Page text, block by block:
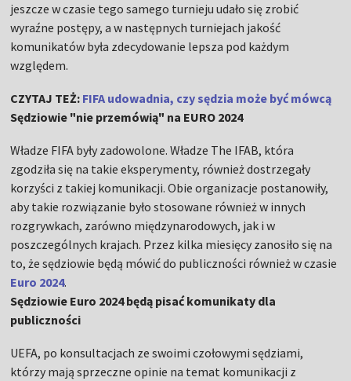
jeszcze w czasie tego samego turnieju udało się zrobić
wyraźne postępy, a w następnych turniejach jakość
komunikatów była zdecydowanie lepsza pod każdym
względem.
CZYTAJ TEŻ: FIFA udowadnia, czy sędzia może być mówcą
Sędziowie "nie przemówią" na EURO 2024
Władze FIFA były zadowolone. Władze The IFAB, która
zgodziła się na takie eksperymenty, również dostrzegały
korzyści z takiej komunikacji. Obie organizacje postanowiły,
aby takie rozwiązanie było stosowane również w innych
rozgrywkach, zarówno międzynarodowych, jak i w
poszczególnych krajach. Przez kilka miesięcy zanosiło się na
to, że sędziowie będą mówić do publiczności również w czasie
Euro 2024.
Sędziowie Euro 2024 będą pisać komunikaty dla
publiczności
UEFA, po konsultacjach ze swoimi czołowymi sędziami,
którzy mają sprzeczne opinie na temat komunikacji z